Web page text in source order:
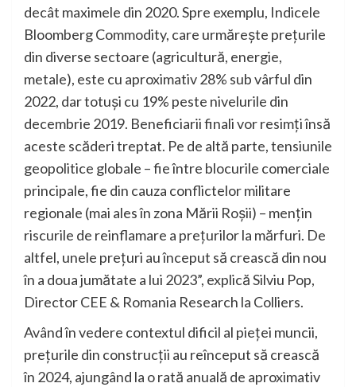
decât maximele din 2020. Spre exemplu, Indicele
Bloomberg Commodity, care urmărește prețurile
din diverse sectoare (agricultură, energie,
metale), este cu aproximativ 28% sub vârful din
2022, dar totuși cu 19% peste nivelurile din
decembrie 2019. Beneficiarii finali vor resimți însă
aceste scăderi treptat. Pe de altă parte, tensiunile
geopolitice globale – fie între blocurile comerciale
principale, fie din cauza conflictelor militare
regionale (mai ales în zona Mării Roșii) – mențin
riscurile de reinflamare a prețurilor la mărfuri. De
altfel, unele prețuri au început să crească din nou
în a doua jumătate a lui 2023”, explică Silviu Pop,
Director CEE & Romania Research la Colliers.
Având în vedere contextul dificil al pieței muncii,
prețurile din construcții au reînceput să crească
în 2024, ajungând la o rată anuală de aproximativ